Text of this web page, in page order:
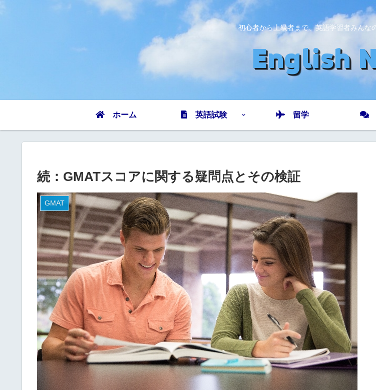
初心者から上級者まで、英語学習者みんな
ホーム 英語試験 留学
続：GMATスコアに関する疑問点とその検証
GMAT